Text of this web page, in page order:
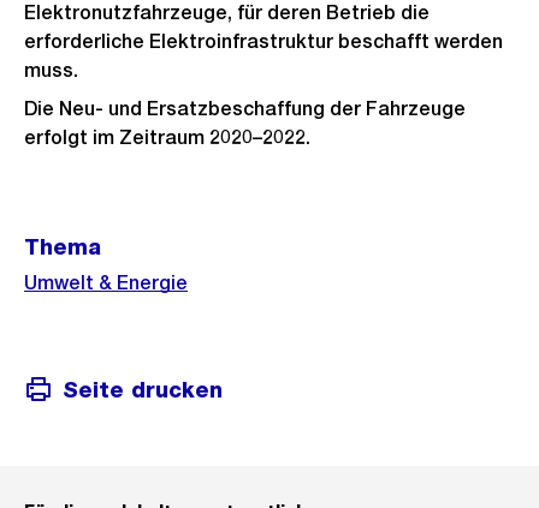
Elektronutzfahrzeuge, für deren Betrieb die
erforderliche Elektroinfrastruktur beschafft werden
muss.
Die Neu- und Ersatzbeschaffung der Fahrzeuge
erfolgt im Zeitraum 2020–2022.
Informationen
Thema
Umwelt & Energie
Seite drucken